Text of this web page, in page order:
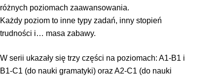
różnych poziomach zaawansowania.
Każdy poziom to inne typy zadań, inny stopień
trudności i… masa zabawy.
W serii ukazały się trzy części na poziomach: A1-B1 i
B1-C1 (do nauki gramatyki) oraz A2-C1 (do nauki